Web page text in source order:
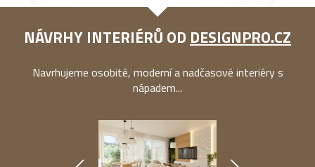
NÁVRHY INTERIÉRŮ OD DESIGNPRO.CZ
Navrhujeme osobité, moderní a nadčasové interiéry s
nápadem...